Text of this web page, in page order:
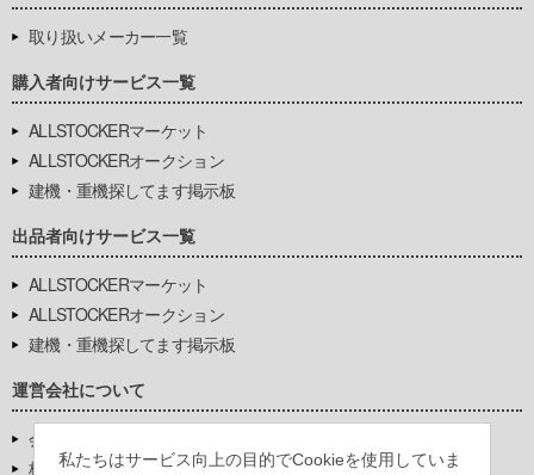
私たちはサービス向上の目的でCookieを使用していま
取り扱いメーカー一覧
購入者向けサービス一覧
ALLSTOCKERマーケット
ALLSTOCKERオークション
建機・重機探してます掲示板
出品者向けサービス一覧
ALLSTOCKERマーケット
ALLSTOCKERオークション
建機・重機探してます掲示板
運営会社について
会社基本情報
株式会社豊環境開発